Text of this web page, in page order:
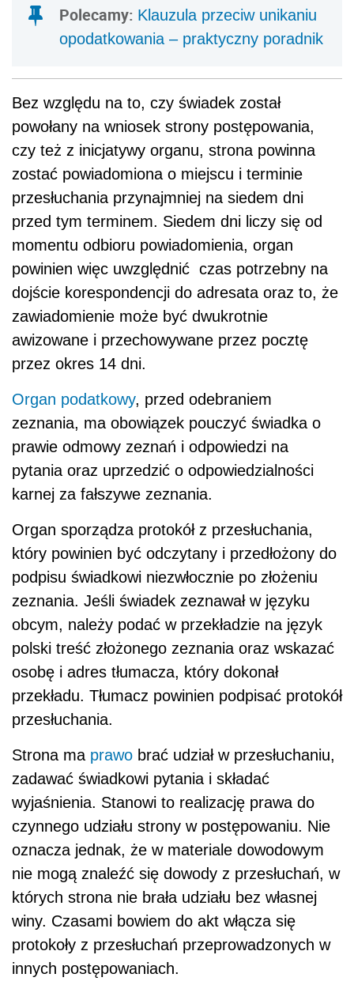
Polecamy: Klauzula przeciw unikaniu
opodatkowania – praktyczny poradnik
Bez względu na to, czy świadek został
powołany na wniosek strony postępowania,
czy też z inicjatywy organu, strona powinna
zostać powiadomiona o miejscu i terminie
przesłuchania przynajmniej na siedem dni
przed tym terminem. Siedem dni liczy się od
momentu odbioru powiadomienia, organ
powinien więc uwzględnić czas potrzebny na
dojście korespondencji do adresata oraz to, że
zawiadomienie może być dwukrotnie
awizowane i przechowywane przez pocztę
przez okres 14 dni.
Organ podatkowy, przed odebraniem
zeznania, ma obowiązek pouczyć świadka o
prawie odmowy zeznań i odpowiedzi na
pytania oraz uprzedzić o odpowiedzialności
karnej za fałszywe zeznania.
Organ sporządza protokół z przesłuchania,
który powinien być odczytany i przedłożony do
podpisu świadkowi niezwłocznie po złożeniu
zeznania. Jeśli świadek zeznawał w języku
obcym, należy podać w przekładzie na język
polski treść złożonego zeznania oraz wskazać
osobę i adres tłumacza, który dokonał
przekładu. Tłumacz powinien podpisać protokół
przesłuchania.
Strona ma prawo brać udział w przesłuchaniu,
zadawać świadkowi pytania i składać
wyjaśnienia. Stanowi to realizację prawa do
czynnego udziału strony w postępowaniu. Nie
oznacza jednak, że w materiale dowodowym
nie mogą znaleźć się dowody z przesłuchań, w
których strona nie brała udziału bez własnej
winy. Czasami bowiem do akt włącza się
protokoły z przesłuchań przeprowadzonych w
innych postępowaniach.